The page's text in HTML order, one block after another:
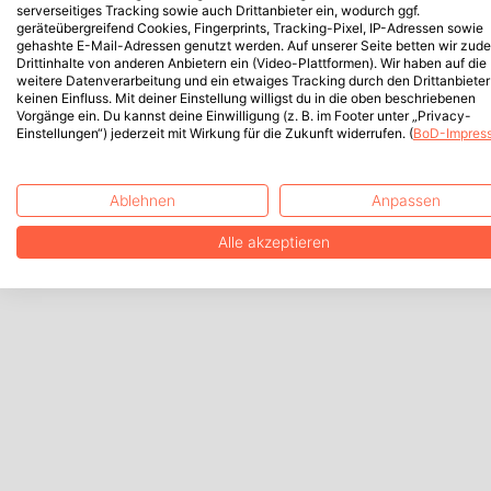
serverseitiges Tracking sowie auch Drittanbieter ein, wodurch ggf.
geräteübergreifend Cookies, Fingerprints, Tracking-Pixel, IP-Adressen sowie
gehashte E-Mail-Adressen genutzt werden. Auf unserer Seite betten wir
Drittinhalte von anderen Anbietern ein (Video-Plattformen). Wir haben auf die
weitere Datenverarbeitung und ein etwaiges Tracking durch den Drittanbieter
keinen Einfluss. Mit deiner Einstellung willigst du in die oben beschriebenen
Vorgänge ein. Du kannst deine Einwilligung (z. B. im Footer unter „Privacy-
Einstellungen“) jederzeit mit Wirkung für die Zukunft widerrufen. (BoD-
Ablehnen Anpassen
Alle akzeptieren